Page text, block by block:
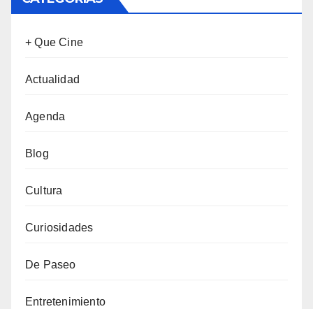
+ Que Cine
Actualidad
Agenda
Blog
Cultura
Curiosidades
De Paseo
Entretenimiento